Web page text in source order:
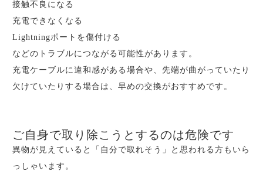
接触不良になる
充電できなくなる
Lightningポートを傷付ける
などのトラブルにつながる可能性があります。
充電ケーブルに違和感がある場合や、先端が曲がっていたり
欠けていたりする場合は、早めの交換がおすすめです。
ご自身で取り除こうとするのは危険です
異物が見えていると「自分で取れそう」と思われる方もいら
っしゃいます。